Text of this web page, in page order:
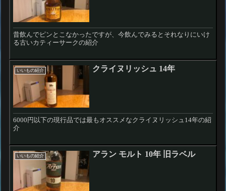
昔飲んでピンとこなかったですが、今飲んでみるとそれなりにいけ
る古いカティーサークの紹介
いいもの紹介 クライヌリッシュ 14年
6000円以下の現行品では最もオススメなクライヌリッシュ14年の紹
介
いいもの紹介 アラン モルト 10年 旧ラベル